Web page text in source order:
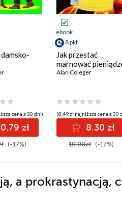
cena z 30 dni)
zł
(-17%)
ebook
8 pkt
Jak przestać
marnować
Alan Coleger
(8,49 zł najniższa cena z 30
8.30 zł
10.00zł (-17%)
a prokrastynacją,